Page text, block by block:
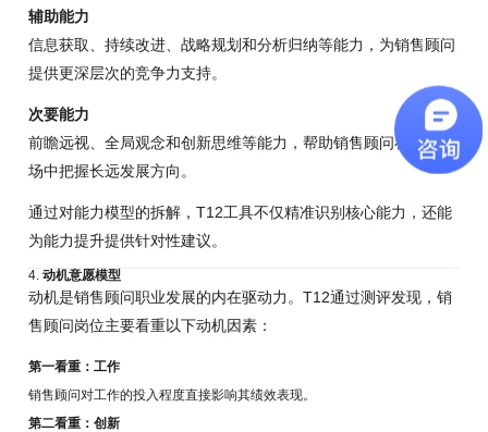
辅助能力
信息获取、持续改进、战略规划和分析归纳等能力，为销售顾问
提供更深层次的竞争力支持。
次要能力
前瞻远视、全局观念和创新思维等能力，帮助销售顾问在复杂市
场中把握长远发展方向。
通过对能力模型的拆解，T12工具不仅精准识别核心能力，还能
为能力提升提供针对性建议。
4.动机意愿模型
动机是销售顾问职业发展的内在驱动力。T12通过测评发现，销
售顾问岗位主要看重以下动机因素：
第一看重：工作
销售顾问对工作的投入程度直接影响其绩效表现。
第二看重：创新